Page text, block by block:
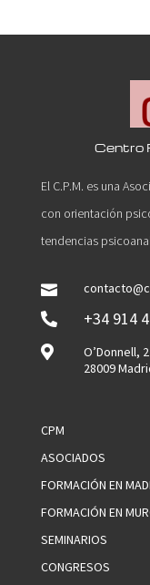
Centro
El C.P.M. es una
con orientación
tendencias


+34 914

O’Donnell,
28009
CPM
ASOCIADOS
FORMACIÓN EN
FORMACIÓN EN
SEMINARIOS
CONGRESOS